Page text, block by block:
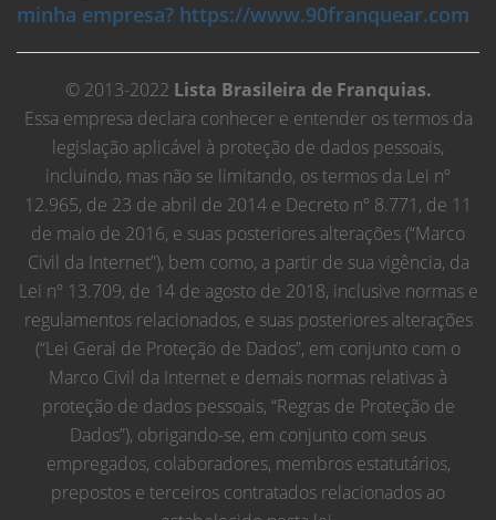
minha empresa? https://www.90franquear.com
© 2013-2022 Lista Brasileira de Franquias.
Essa empresa declara conhecer e entender os termos da
legislação aplicável à proteção de dados pessoais,
incluindo, mas não se limitando, os termos da Lei nº
12.965, de 23 de abril de 2014 e Decreto nº 8.771, de 11
de maio de 2016, e suas posteriores alterações (“Marco
Civil da Internet”), bem como, a partir de sua vigência, da
Lei nº 13.709, de 14 de agosto de 2018, inclusive normas e
regulamentos relacionados, e suas posteriores alterações
(“Lei Geral de Proteção de Dados”, em conjunto com o
Marco Civil da Internet e demais normas relativas à
proteção de dados pessoais, “Regras de Proteção de
Dados”), obrigando-se, em conjunto com seus
empregados, colaboradores, membros estatutários,
prepostos e terceiros contratados relacionados ao